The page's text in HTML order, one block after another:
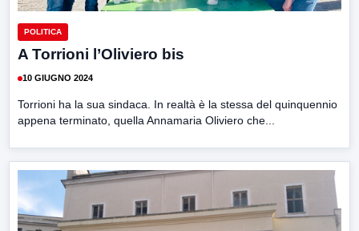
POLITICA
A Torrioni l’Oliviero bis
10 GIUGNO 2024
Torrioni ha la sua sindaca. In realtà è la stessa del quinquennio
appena terminato, quella Annamaria Oliviero che...